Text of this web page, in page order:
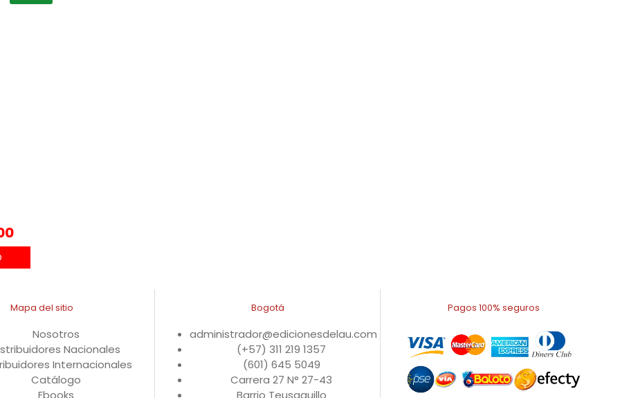
Mapa del sitio
Nosotros
Nacionales
Internacionales
Catálogo
Ebooks
Bogotá
administrador@edicionesdelau.com
(+57) 311 219 1357
(601) 645 5049
Carrera 27 N° 27-43
Barrio Teusaquillo
Pagos 100% seguros